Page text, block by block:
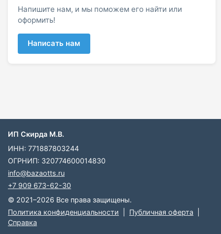
Напишите нам, и мы поможем его найти или
оформить!
Написать нам
ИП Скирда М.В.
ИНН: 771887803244
ОГРНИП: 320774600014830
info@bazaotts.ru
+7 909 673-62-30
© 2021–2026 Все права защищены.
Политика конфиденциальности
Публичная оферта
Справка